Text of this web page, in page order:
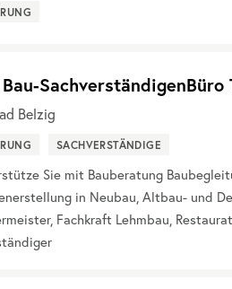
Belzig
SACHVERSTÄNDIGE
Sie mit Bauberatung
in Neubau, Altbau- und
Fachkraft Lehmbau,